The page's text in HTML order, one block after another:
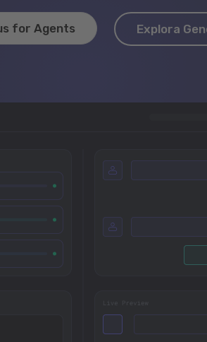
for Agents Explora